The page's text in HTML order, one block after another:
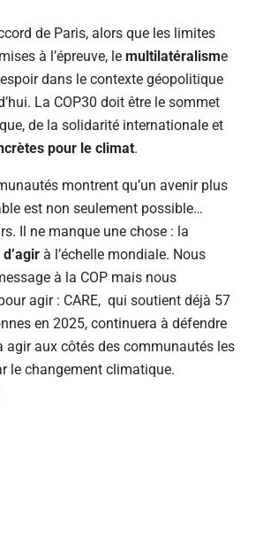
de Paris, alors que les limites
à l’épreuve, le multilatéralisme
dans le contexte géopolitique
La COP30 doit être le sommet
de la solidarité internationale et
pour le climat.
montrent qu’un avenir plus
est non seulement possible…
Il ne manque une chose : la
à l’échelle mondiale. Nous
à la COP mais nous
agir : CARE, qui soutient déjà 57
en 2025, continuera à défendre
agir aux côtés des communautés les
le changement climatique.